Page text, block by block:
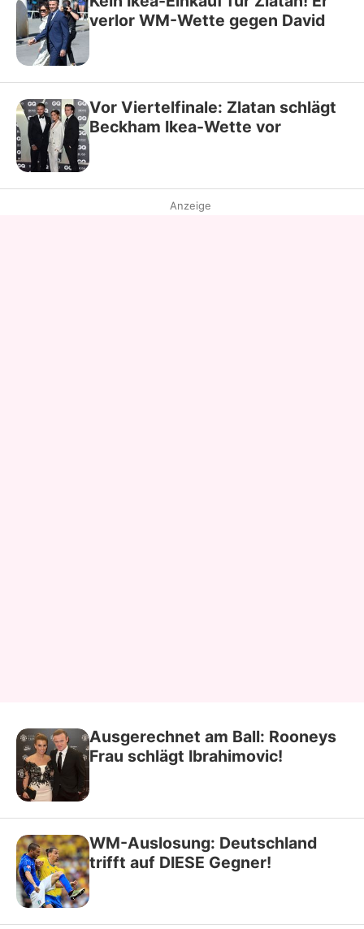
verlor WM-Wette gegen David
Vor Viertelfinale: Zlatan schlägt
Beckham Ikea-Wette vor
Anzeige
Ausgerechnet am Ball: Rooneys
Frau schlägt Ibrahimovic!
WM-Auslosung: Deutschland
trifft auf DIESE Gegner!